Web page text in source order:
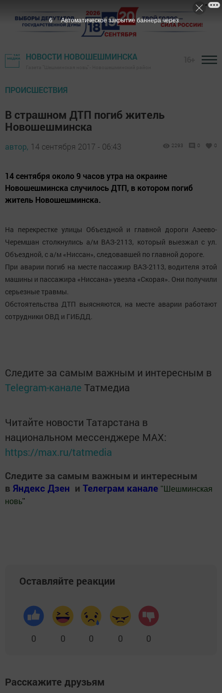
НОВОСТИ НОВОШЕШМИНСКА
ПРОИСШЕСТВИЯ
В страшном ДТП погиб житель
Новошешминска
автор, 14 сентября 2017 - 06:43 2293 0 0
14 сентября около 9 часов утра на окраине
Новошешминска случилось ДТП, в котором погиб
житель Новошешминска.
На перекрестке улицы Объездной и главной дороги Азеево-
Черемшан столкнулись а/м ВАЗ-2113, который выезжал с ул.
Объездной, с а/м «Ниссан», следовавшей по главной дороге.
При аварии погиб на месте пассажир ВАЗ-2113, водителя этой
машины и пассажира «Ниссана» увезла «Скорая». Они получили
серьезные травмы.
Обстоятельства ДТП выясняются, на месте аварии работают
сотрудники ОВД и ГИБДД.
Следите за самым важным и интересным в
Telegram-канале Татмедиа
Читайте новости Татарстана в
национальном мессенджере MАХ:
https://max.ru/tatmedia
Следите за самым важным и интересным
в Яндекс Дзен и Телеграм канале " Шешминская
новь"
Оставляйте реакции
0 0 0 0 0
Расскажите друзьям
5 Автоматическое закрытие баннера через